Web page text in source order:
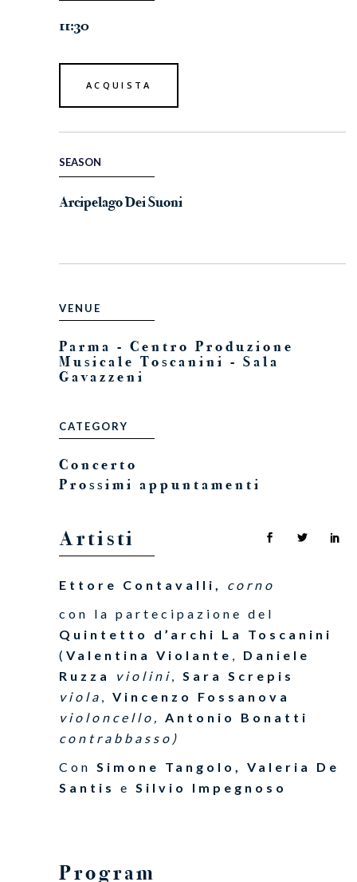
11:30
ACQUISTA
SEASON
Arcipelago Dei Suoni
VENUE
Parma - Centro Produzione
Musicale Toscanini - Sala
Gavazzeni
CATEGORY
Concerto
Prossimi appuntamenti
Artisti
Ettore Contavalli, corno
con la partecipazione del
Quintetto d’archi La Toscanini
( Valentina Violante ,
Daniele
Ruzza
violini, Sara Screpis
viola , Vincenzo Fossanova
violoncello, Antonio Bonatti
contrabbasso)
Con Simone Tangolo, Valeria De
Santis e Silvio Impegnoso
Program